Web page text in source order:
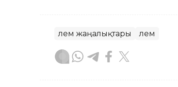
Әлем жаңалықтары Әлем